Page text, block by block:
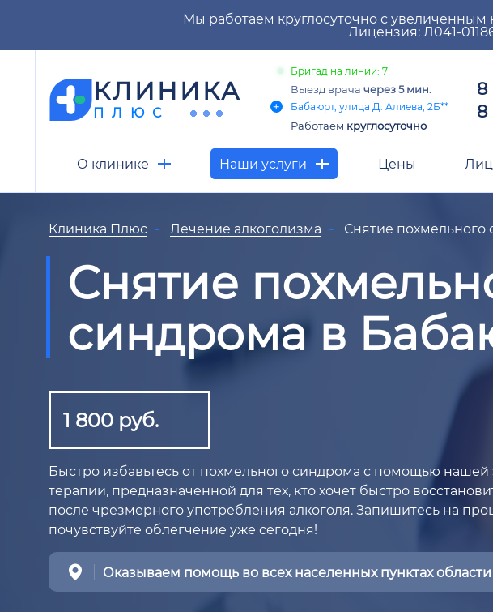
Мы работаем круглосуточно с
Лицензия: Л041-
КЛИНИКА
ПЛЮС
Бригад на линии: 7
Выезд врача через 5 мин.
Бабаюрт, улица Д. Алиева, 2Б**
Работаем круглосуточно
8
8
О клинике Наши услуги Цены
Клиника Плюс Лечение алкоголизма Снятие похмельного
Снятие
синдрома в
1 800 руб.
Быстро избавьтесь от похмельного синдрома с помощью
терапии, предназначенной для тех, кто хочет быстро
после чрезмерного употребления алкоголя. Запишитесь на
почувствуйте облегчение уже сегодня!
Оказываем помощь во всех населенных пунктах области